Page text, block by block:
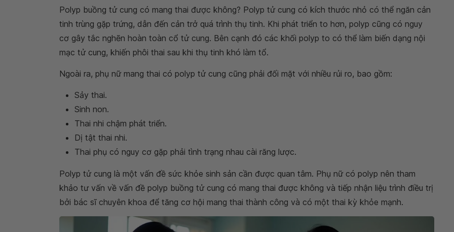
Polyp buồng tử cung có mang thai được không? Polyp tử cung có kích thước nhỏ có thể ngăn cản
tinh trùng gặp trứng, dẫn đến cản trở quá trình thụ tinh. Khi phát triển to hơn, polyp cũng có nguy
cơ gây tắc nghẽn hoàn toàn cổ tử cung. Bên cạnh đó các khối polyp to có thể làm biến dạng nội
mạc tử cung, khiến phôi thai sau khi thụ tinh khó làm tổ.
Ngoài ra, phụ nữ mang thai có polyp tử cung cũng phải đối mặt với nhiều rủi ro, bao gồm:
Sảy thai.
Sinh non.
Thai nhi chậm phát triển.
Dị tật thai nhi.
Thai phụ có nguy cơ gặp phải tình trạng nhau cài răng lược.
Polyp tử cung là một vấn đề sức khỏe sinh sản cần được quan tâm. Phụ nữ có polyp nên tham
khảo tư vấn về vấn đề polyp buồng tử cung có mang thai được không và tiếp nhận liệu trình điều trị
bởi bác sĩ chuyên khoa để tăng cơ hội mang thai thành công và có một thai kỳ khỏe mạnh.